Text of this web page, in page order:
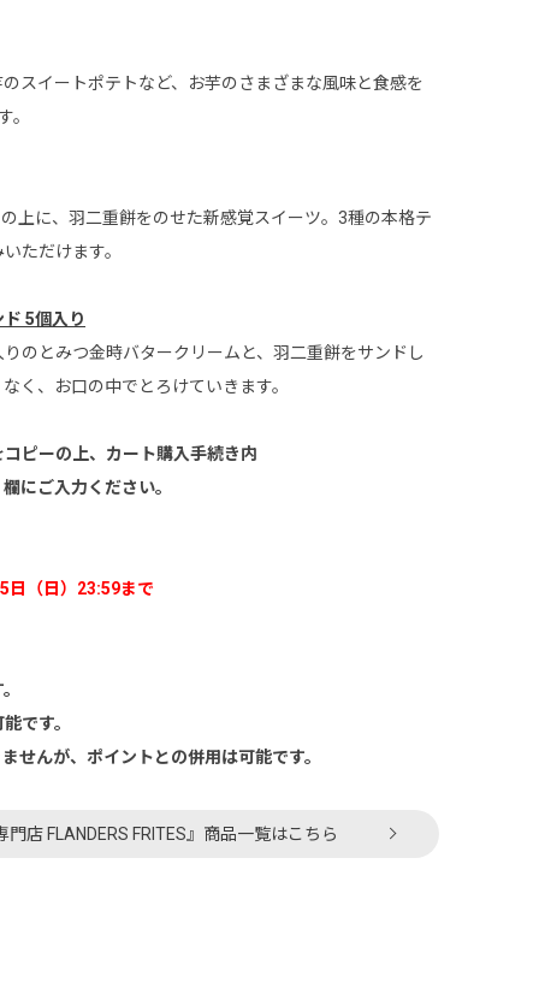
スイートポテトなど、お芋のさまざまな風味と食感を
。
上に、羽二重餅をのせた新感覚スイーツ。3種の本格テ
ただけます。
5個入り
のとみつ金時バタークリームと、羽二重餅をサンドし
く、お口の中でとろけていきます。
ピーの上、カート購入手続き内
にご入力ください。
日（日）23:59まで
です。
せんが、ポイントとの併用は可能です。
店 FLANDERS FRITES』商品一覧はこちら